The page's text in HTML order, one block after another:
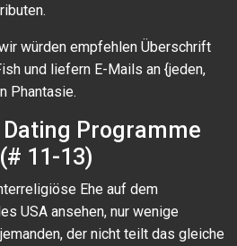
würden empfehlen Überschrift
und liefern E-Mails an {jeden,
Phantasie.
Dating Programme
11-13)
Ehe auf dem
USA ansehen, nur wenige
der nicht teilt das gleiche